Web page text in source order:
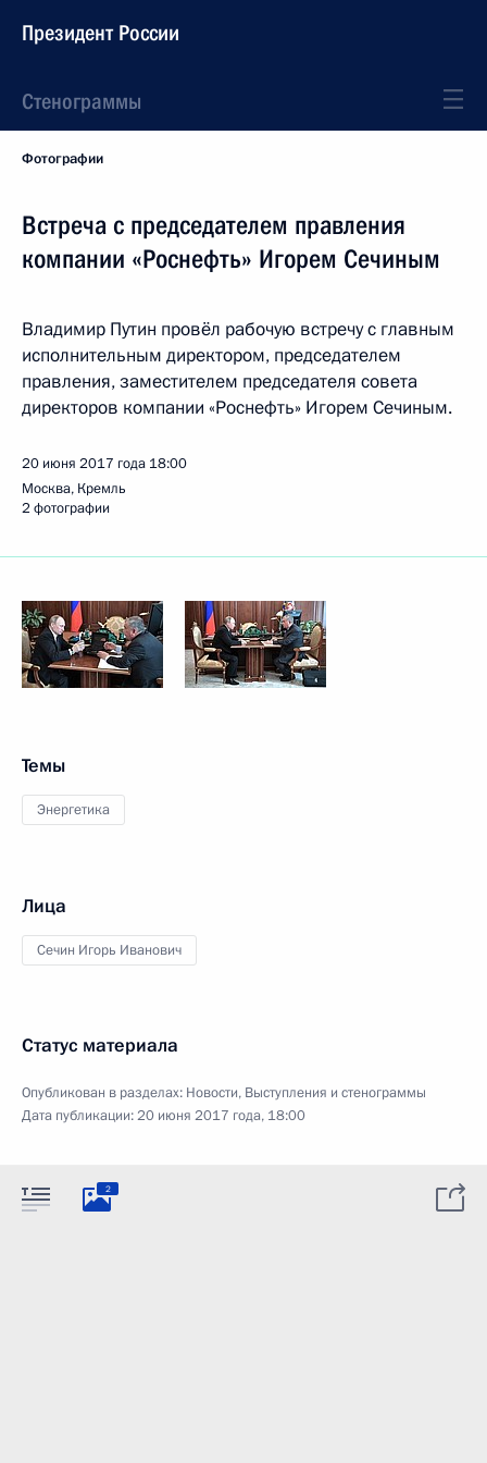
Президент России
Стенограммы
Фотографии
Встреча с председателем правления
компании «Роснефть» Игорем Сечиным
Владимир Путин провёл рабочую встречу с главным
исполнительным директором, председателем
правления, заместителем председателя совета
директоров компании «Роснефть» Игорем Сечиным.
20 июня 2017 года 18:00
Москва, Кремль
2 фотографии
Темы
Энергетика
Лица
Сечин Игорь Иванович
Статус материала
Опубликован в разделах: Новости, Выступления и стенограммы
Дата публикации:20 июня 2017 года, 18:00
2